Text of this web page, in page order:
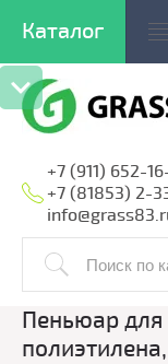
+7 (911) 652-
+7 (81853) 2-
Пеньюар для